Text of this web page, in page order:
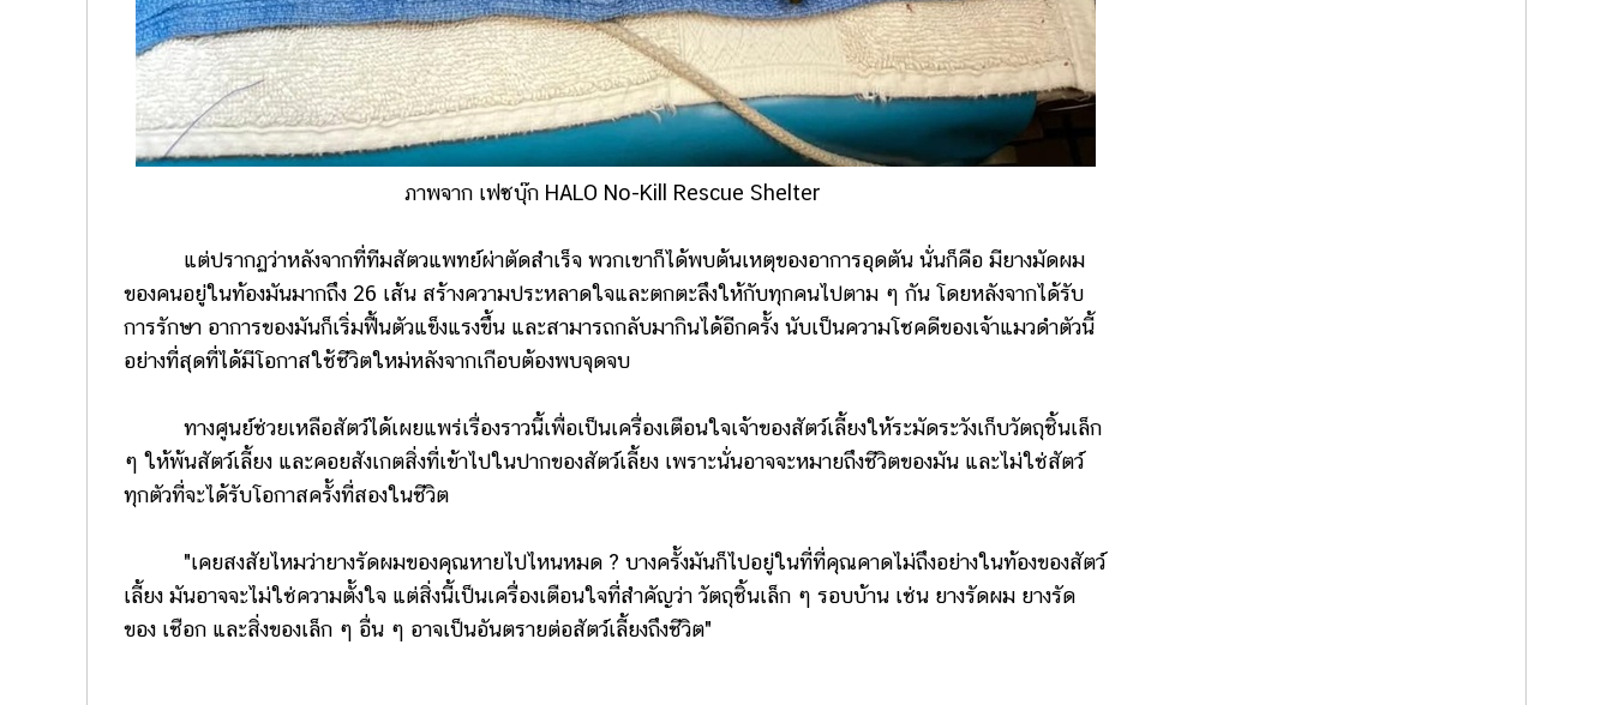
ภาพจาก เฟซบุ๊ก HALO No-Kill Rescue Shelter
แต่ปรากฏว่าหลังจากที่ทีมสัตวแพทย์ผ่าตัดสำเร็จ พวกเขาก็ได้พบต้นเหตุของอาการอุดตัน นั่นก็คือ มียางมัดผม
ของคนอยู่ในท้องมันมากถึง 26 เส้น สร้างความประหลาดใจและตกตะลึงให้กับทุกคนไปตาม ๆ กัน โดยหลังจากได้รับ
การรักษา อาการของมันก็เริ่มฟื้นตัวแข็งแรงขึ้น และสามารถกลับมากินได้อีกครั้ง นับเป็นความโชคดีของเจ้าแมวดำตัวนี้
อย่างที่สุดที่ได้มีโอกาสใช้ชีวิตใหม่หลังจากเกือบต้องพบจุดจบ
ทางศูนย์ช่วยเหลือสัตว์ได้เผยแพร่เรื่องราวนี้เพื่อเป็นเครื่องเตือนใจเจ้าของสัตว์เลี้ยงให้ระมัดระวังเก็บวัตถุชิ้นเล็ก
ๆ ให้พ้นสัตว์เลี้ยง และคอยสังเกตสิ่งที่เข้าไปในปากของสัตว์เลี้ยง เพราะนั่นอาจจะหมายถึงชีวิตของมัน และไม่ใช่สัตว์
ทุกตัวที่จะได้รับโอกาสครั้งที่สองในชีวิต
"เคยสงสัยไหมว่ายางรัดผมของคุณหายไปไหนหมด ? บางครั้งมันก็ไปอยู่ในที่ที่คุณคาดไม่ถึงอย่างในท้องของสัตว์
เลี้ยง มันอาจจะไม่ใช่ความตั้งใจ แต่สิ่งนี้เป็นเครื่องเตือนใจที่สำคัญว่า วัตถุชิ้นเล็ก ๆ รอบบ้าน เช่น ยางรัดผม ยางรัด
ของ เชือก และสิ่งของเล็ก ๆ อื่น ๆ อาจเป็นอันตรายต่อสัตว์เลี้ยงถึงชีวิต"